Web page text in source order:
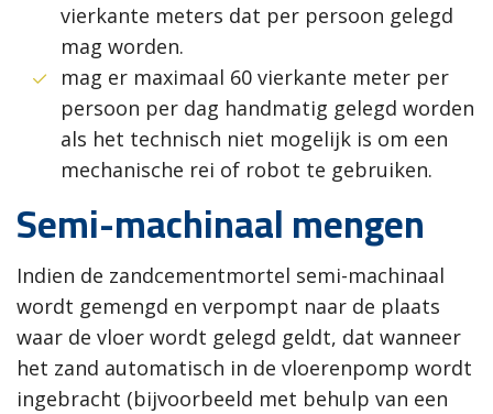
vierkante meters dat per persoon gelegd
mag worden.
mag er maximaal 60 vierkante meter per
persoon per dag handmatig gelegd worden
als het technisch niet mogelijk is om een
mechanische rei of robot te gebruiken.
Semi-machinaal mengen
Indien de zandcementmortel semi-machinaal
wordt gemengd en verpompt naar de plaats
waar de vloer wordt gelegd geldt, dat wanneer
het zand automatisch in de vloerenpomp wordt
ingebracht (bijvoorbeeld met behulp van een